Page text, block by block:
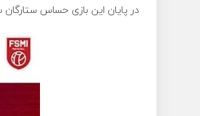
در پایان این بازی حساس ستارگان سیمَکان جهرم موفق شد با نتیجه